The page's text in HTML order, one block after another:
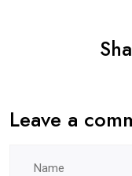
Leave a